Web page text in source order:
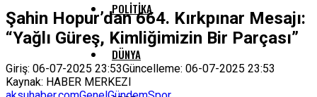
POLITIKA
DÜNYA
Şahin Hopur’dan 664. Kırkpınar Mesajı:
“Yağlı Güreş, Kimliğimizin Bir Parçası”
Giriş: 06-07-2025 23:53Güncelleme: 06-07-2025 23:53
Kaynak: HABER MERKEZI